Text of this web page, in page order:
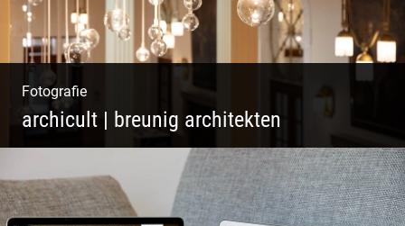
Fotografie
archicult | breunig architekten
Wasser im Fluss der Kurstadt